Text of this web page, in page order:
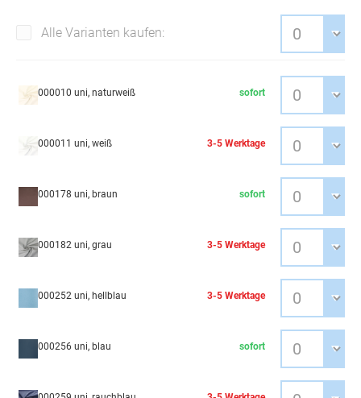
Alle Varianten kaufen:
000010 uni, naturweiß sofort
000011 uni, weiß 3-5 Werktage
000178 uni, braun sofort
000182 uni, grau 3-5 Werktage
000252 uni, hellblau 3-5 Werktage
000256 uni, blau sofort